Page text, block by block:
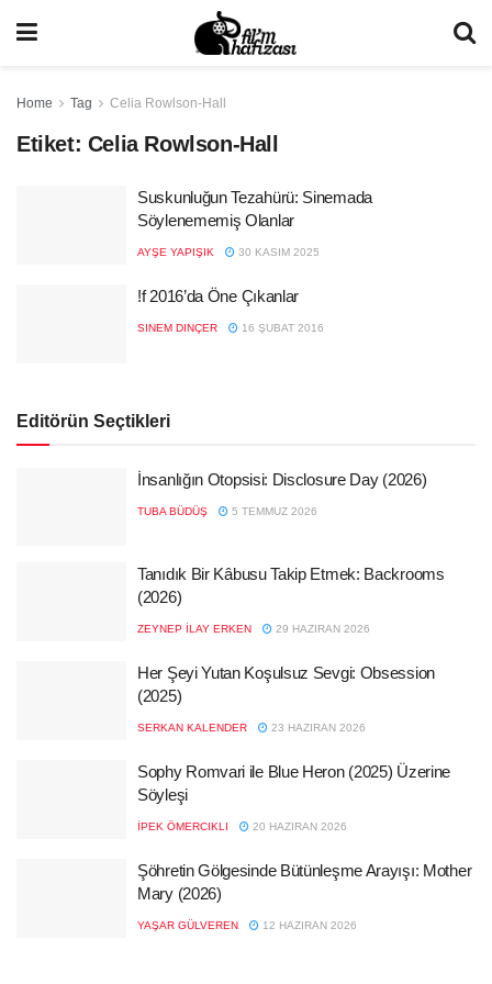
Home Tag Celia Rowlson-Hall
Etiket: Celia Rowlson-Hall
Suskunluğun Tezahürü: Sinemada
Söylenememiş Olanlar
AYŞE YAPIŞIK 30 KASIM 2025
!f 2016’da Öne Çıkanlar
SINEM DINÇER 16 ŞUBAT 2016
Editörün Seçtikleri
İnsanlığın Otopsisi: Disclosure Day (2026)
TUBA BÜDÜŞ 5 TEMMUZ 2026
Tanıdık Bir Kâbusu Takip Etmek: Backrooms
(2026)
ZEYNEP İLAY ERKEN 29 HAZIRAN 2026
Her Şeyi Yutan Koşulsuz Sevgi: Obsession
(2025)
SERKAN KALENDER 23 HAZIRAN 2026
Sophy Romvari ile Blue Heron (2025) Üzerine
Söyleşi
İPEK ÖMERCIKLI 20 HAZIRAN 2026
Şöhretin Gölgesinde Bütünleşme Arayışı: Mother
Mary (2026)
YAŞAR GÜLVEREN 12 HAZIRAN 2026